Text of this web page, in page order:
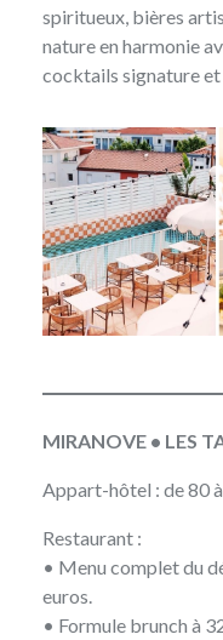
spiritueux, bières
nature en harmonie
cocktails signature
MIRANOVE • LES
Appart-hôtel : de 80
Restaurant :
• Menu complet du
euros.
• Formule brunch à